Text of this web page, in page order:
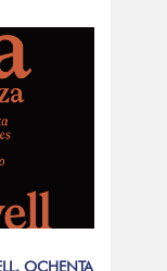
OCHENTA